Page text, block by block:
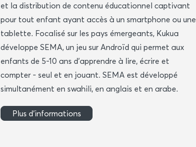
et la distribution de contenu éducationnel captivant
pour tout enfant ayant accès à un smartphone ou une
tablette. Focalisé sur les pays émergeants, Kukua
développe SEMA, un jeu sur Androïd qui permet aux
enfants de 5-10 ans d'apprendre à lire, écrire et
compter - seul et en jouant. SEMA est développé
simultanément en swahili, en anglais et en arabe.
Plus d'informations